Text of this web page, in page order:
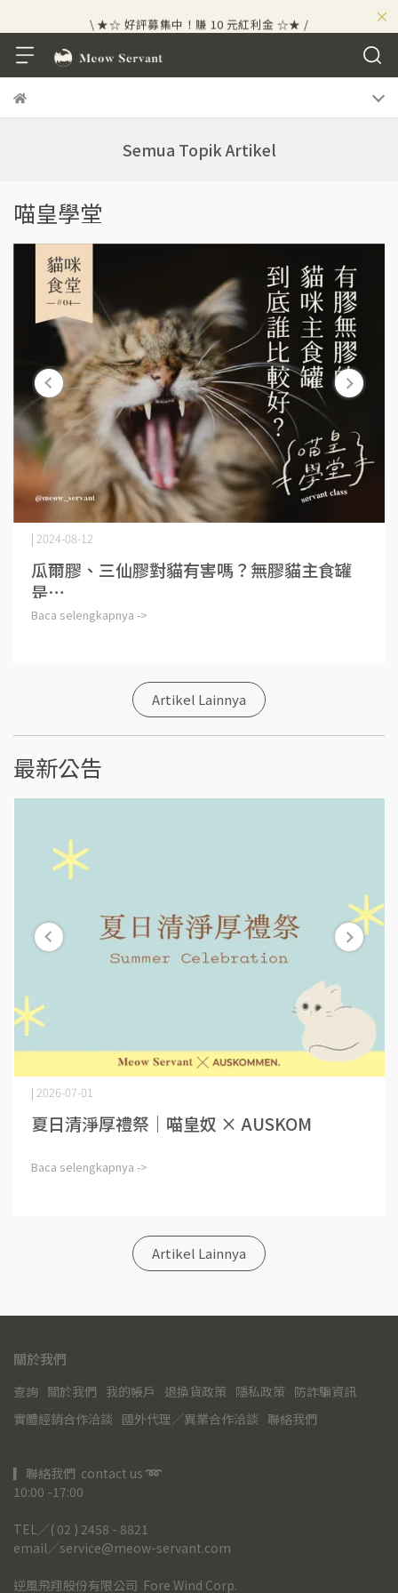
×
\ ★☆ 好評募集中！賺 10 元紅利金 ☆★ /
Semua Topik Artikel
喵皇學堂
| 2024-08-12
瓜爾膠、三仙膠對貓有害嗎？無膠貓主食罐
是⋯
Baca selengkapnya ->
Artikel Lainnya
最新公告
| 2026-07-01
夏日清淨厚禮祭｜喵皇奴 × AUSKOM⋯
Baca selengkapnya ->
Artikel Lainnya
關於我們
查詢 關於我們 我的帳戶 退換貨政策 隱私政策 防詐騙資訊
實體經銷合作洽談 國外代理／異業合作洽談 聯絡我們
▎聯絡我們  contact us ➿
10:00 -17:00
TEL╱( 02 ) 2458 - 8821
email╱service@meow-servant.com
逆風飛翔股份有限公司  Fore Wind Corp.